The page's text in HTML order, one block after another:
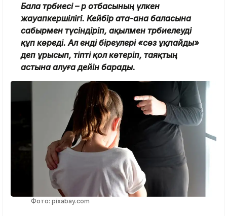
Бала тәрбиесі – әр отбасының үлкен
жауапкершілігі. Кейбір ата-ана баласына
сабырмен түсіндіріп, ақылмен тәрбиелеуді
құп көреді. Ал енді біреулері «сөз ұқпайды»
деп ұрысып, тіпті қол көтеріп, таяқтың
астына алуға дейін барады.
Фото: pixabay.com